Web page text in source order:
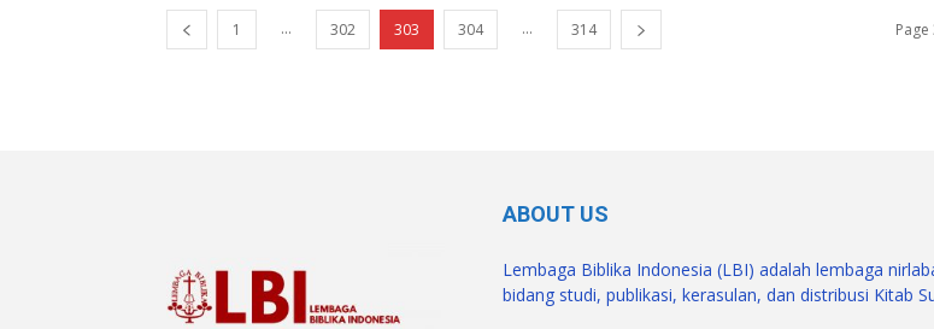
1 ... 302 303 304 ... 314
ABOUT US
Lembaga Biblika Indonesia (LBI) adalah lembaga
bidang studi, publikasi, kerasulan, dan distribusi Kitab